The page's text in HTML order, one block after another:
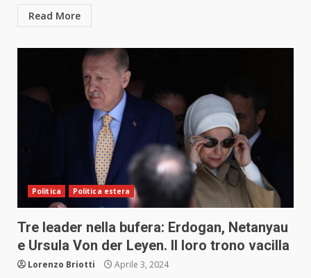
Read More
Politica Politica estera
Tre leader nella bufera: Erdogan, Netanyau
e Ursula Von der Leyen. Il loro trono vacilla
Lorenzo Briotti Aprile 3, 2024